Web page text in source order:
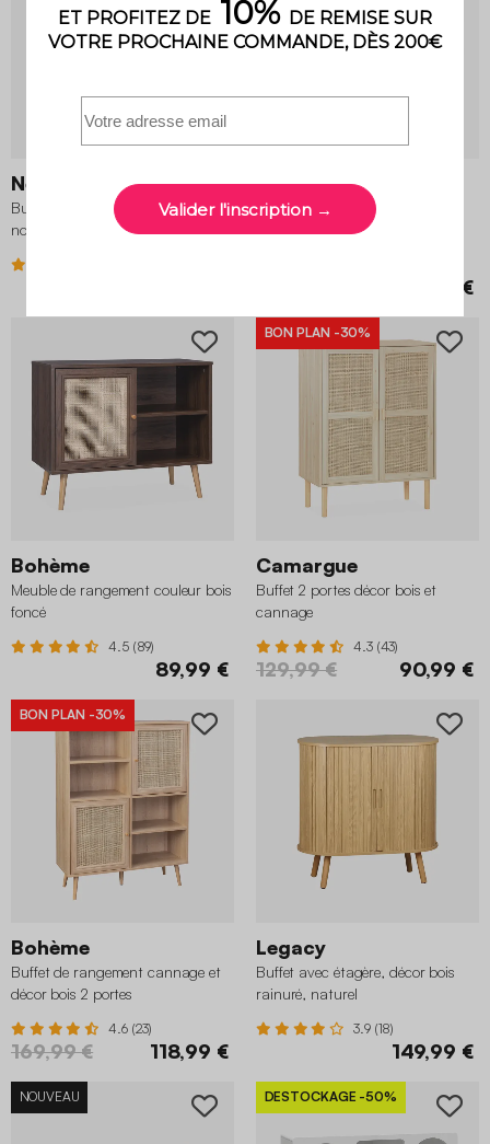
Nepal
Buffet de rangement effet bois de
noyer, 120cm
Nepal
Buffet de rangement effet frêne,
89,99 €
Bohème
Meuble de rangement couleur bois
foncé
4.5 (89)
89,99 €
BON PLAN -30%
Camargue
Buffet 2 portes décor bois et
cannage
4.3 (43)
129,99 € 90,99 €
BON PLAN -30%
Bohème
Buffet de rangement cannage et
décor bois 2 portes
4.6 (23)
169,99 € 118,99 €
Legacy
Buffet avec étagère, décor bois
rainuré, naturel
3.9 (18)
149,99 €
NOUVEAU DESTOCKAGE -50%